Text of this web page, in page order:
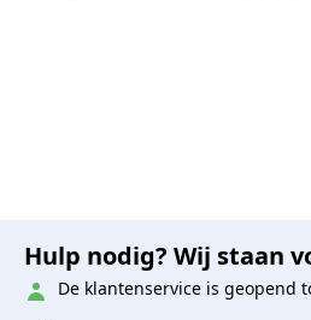
Hulp nodig? Wij staan
De klantenservice is geopend